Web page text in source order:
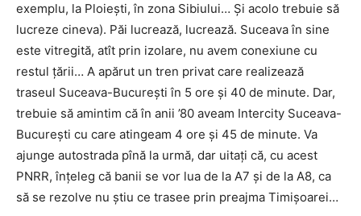
exemplu, la Ploiești, în zona Sibiului… Și acolo trebuie să
lucreze cineva). Păi lucrează, lucrează. Suceava în sine
este vitregită, atît prin izolare, nu avem conexiune cu
restul țării… A apărut un tren privat care realizează
traseul Suceava-București în 5 ore și 40 de minute. Dar,
trebuie să amintim că în anii ’80 aveam Intercity Suceava-
București cu care atingeam 4 ore și 45 de minute. Va
ajunge autostrada pînă la urmă, dar uitați că, cu acest
PNRR, înțeleg că banii se vor lua de la A7 și de la A8, ca
să se rezolve nu știu ce trasee prin preajma Timișoarei…